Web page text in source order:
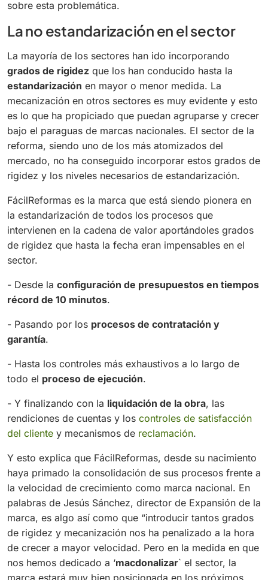
sobre esta problemática.
La no estandarización en el sector
La mayoría de los sectores han ido incorporando
grados de rigidez que los han conducido hasta la
estandarización en mayor o menor medida. La
mecanización en otros sectores es muy evidente y esto
es lo que ha propiciado que puedan agruparse y crecer
bajo el paraguas de marcas nacionales. El sector de la
reforma, siendo uno de los más atomizados del
mercado, no ha conseguido incorporar estos grados de
rigidez y los niveles necesarios de estandarización.
FácilReformas es la marca que está siendo pionera en
la estandarización de todos los procesos que
intervienen en la cadena de valor aportándoles grados
de rigidez que hasta la fecha eran impensables en el
sector.
- Desde la configuración de presupuestos en tiempos
récord de 10 minutos.
- Pasando por los procesos de contratación y
garantía.
- Hasta los controles más exhaustivos a lo largo de
todo el proceso de ejecución.
- Y finalizando con la liquidación de la obra, las
rendiciones de cuentas y los controles de satisfacción
del cliente y mecanismos de reclamación.
Y esto explica que FácilReformas, desde su nacimiento
haya primado la consolidación de sus procesos frente a
la velocidad de crecimiento como marca nacional. En
palabras de Jesús Sánchez, director de Expansión de la
marca, es algo así como que “introducir tantos grados
de rigidez y mecanización nos ha penalizado a la hora
de crecer a mayor velocidad. Pero en la medida en que
nos hemos dedicado a ‘macdonalizar` el sector, la
marca estará muy bien posicionada en los próximos